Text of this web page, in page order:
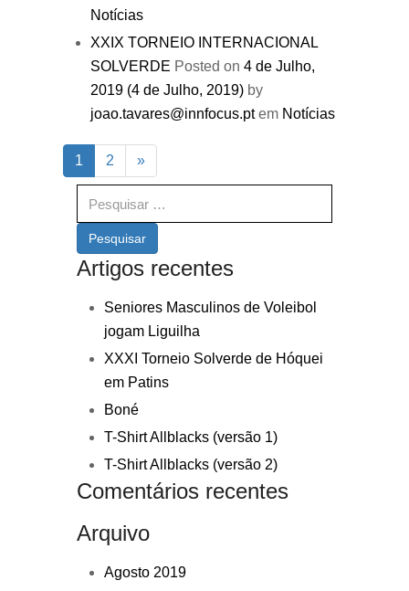
Notícias
XXIX TORNEIO INTERNACIONAL
SOLVERDE Posted on 4 de Julho,
2019 (4 de Julho, 2019) by
joao.tavares@innfocus.ptem Notícias
1 2 »
Artigos recentes
Seniores Masculinos de Voleibol
jogam Liguilha
XXXI Torneio Solverde de Hóquei
em Patins
Boné
T-Shirt Allblacks (versão 1)
T-Shirt Allblacks (versão 2)
Comentários recentes
Arquivo
Agosto 2019